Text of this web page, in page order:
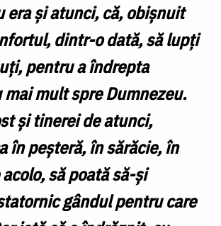
era și atunci, că, obișnuit
dintr-o dată, să lupți
pentru a îndrepta
mult spre Dumnezeu.
și tinerei de atunci,
în peșteră, în sărăcie, în
să poată să-și
gândul pentru care